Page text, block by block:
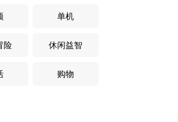
单机
险 休闲益智
购物